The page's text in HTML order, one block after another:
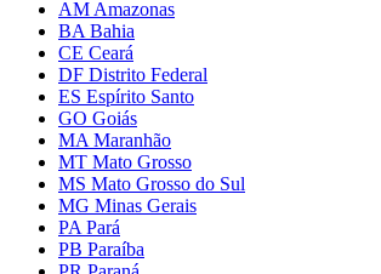
AM Amazonas
BA Bahia
CE Ceará
DF Distrito Federal
ES Espírito Santo
GO Goiás
MA Maranhão
MT Mato Grosso
MS Mato Grosso do Sul
MG Minas Gerais
PA Pará
PB Paraíba